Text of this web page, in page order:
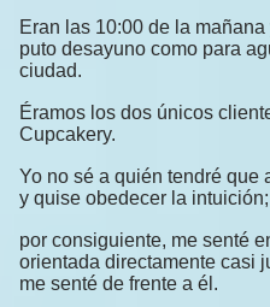
Eran las 10:00 de la
puto desayuno como para
ciudad.
Éramos los dos únicos
Cupcakery.
Yo no sé a quién tendré que
y quise obedecer la intuición;
por consiguiente, me senté
orientada directamente casi
me senté de frente a él.